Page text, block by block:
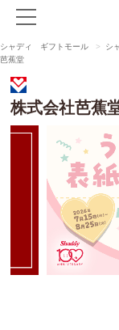
シャディ ギフトモール シ
芭蕉堂
株式会社芭蕉